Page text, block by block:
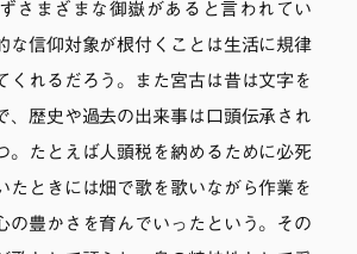
さまざまな御嶽があると言われてい
な信仰対象が根付くことは生活に規律
くれるだろう。また宮古は昔は文字を
、歴史や過去の出来事は口頭伝承され
。たとえば人頭税を納めるために必死
たときには畑で歌を歌いながら作業を
の豊かさを育んでいったという。その